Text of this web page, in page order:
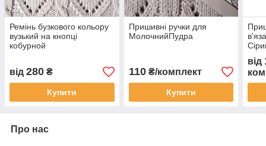
Ремінь бузкового кольору
вузький на кнопці
кобурной
від 280 ₴
Купити
Пришивні ручки для
МолочнийПудра
110₴/комплект
Купити
від
Про нас